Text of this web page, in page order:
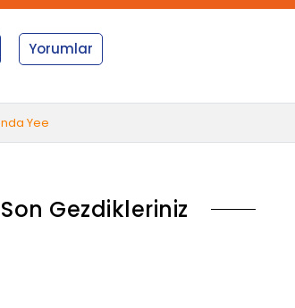
Yorumlar
Yee
Son Gezdikleriniz